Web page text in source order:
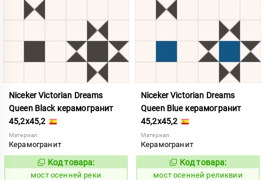
Niceker Victorian Dreams
Queen Black керамогранит
45,2x45,2
Материал:
Керамогранит
1024079
Код товара:
мост осенней реки
Niceker Victorian Dreams
Queen Blue керамогранит
45,2x45,2
Материал:
Керамогранит
1024080
Код товара:
мост осенней реликвии